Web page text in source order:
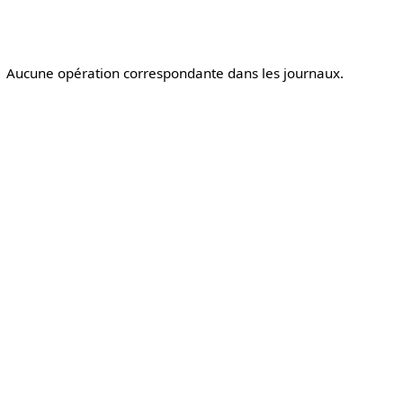
Aucune opération correspondante dans les journaux.